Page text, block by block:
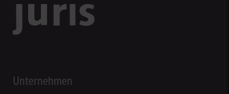
Unternehmen